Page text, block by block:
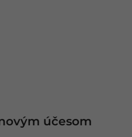
účesom